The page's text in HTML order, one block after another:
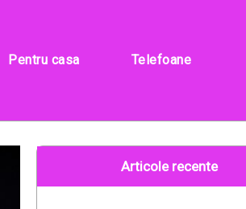
Pentru casa Telefoane
Articole recente